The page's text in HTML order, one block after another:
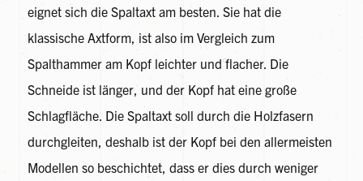
eignet sich die Spaltaxt am besten. Sie hat die
klassische Axtform, ist also im Vergleich zum
Spalthammer am Kopf leichter und flacher. Die
Schneide ist länger, und der Kopf hat eine große
Schlagfläche. Die Spaltaxt soll durch die Holzfasern
durchgleiten, deshalb ist der Kopf bei den allermeisten
Modellen so beschichtet, dass er dies durch weniger